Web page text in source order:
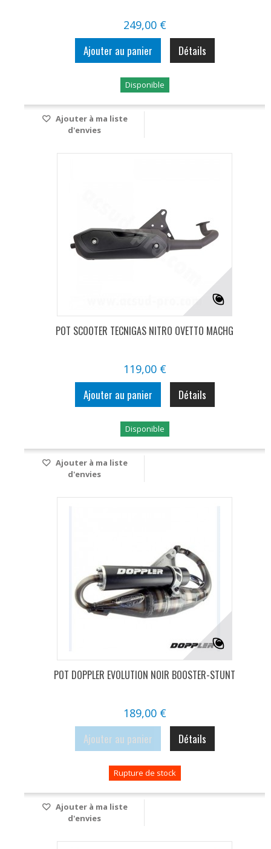
249,00 €
Ajouter au panier Détails
Disponible
Ajouter à ma liste
d'envies
POT SCOOTER TECNIGAS NITRO OVETTO MACHG
119,00 €
Ajouter au panier Détails
Disponible
Ajouter à ma liste
d'envies
POT DOPPLER EVOLUTION NOIR BOOSTER-STUNT
189,00 €
Ajouter au panier Détails
Rupture de stock
Ajouter à ma liste
d'envies